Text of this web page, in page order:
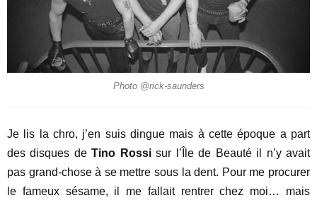
Photo @rick-saunders
Je lis la chro, j’en suis dingue mais à cette époque a part
des disques deTino Rossisur l’Île de Beauté il n’y avait
pas grand-chose à se mettre sous la dent. Pour me procurer
le fameux sésame, il me fallait rentrer chez moi… mais